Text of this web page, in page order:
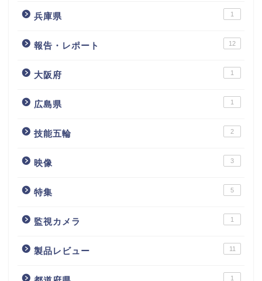
兵庫県 1
報告・レポート 12
大阪府 1
広島県 1
技能五輪 2
映像 3
特集 5
監視カメラ 1
製品レビュー 11
1